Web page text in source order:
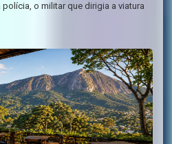
o militar que dirigia a viatura